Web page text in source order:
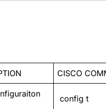
CISCO
config t